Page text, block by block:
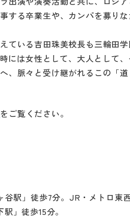
する卒業生や、カンパを募り
いる吉田珠美校長も三輪田学
には女性として、大人として
、脈々と受け継がれるこの「
をご覧ください。
駅」徒歩7分。JR・メトロ東
」徒歩15分。